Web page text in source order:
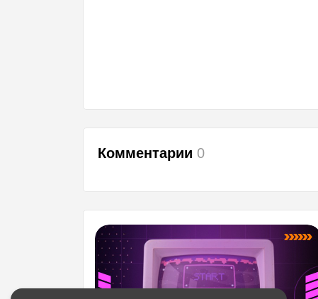
Комментарии 0